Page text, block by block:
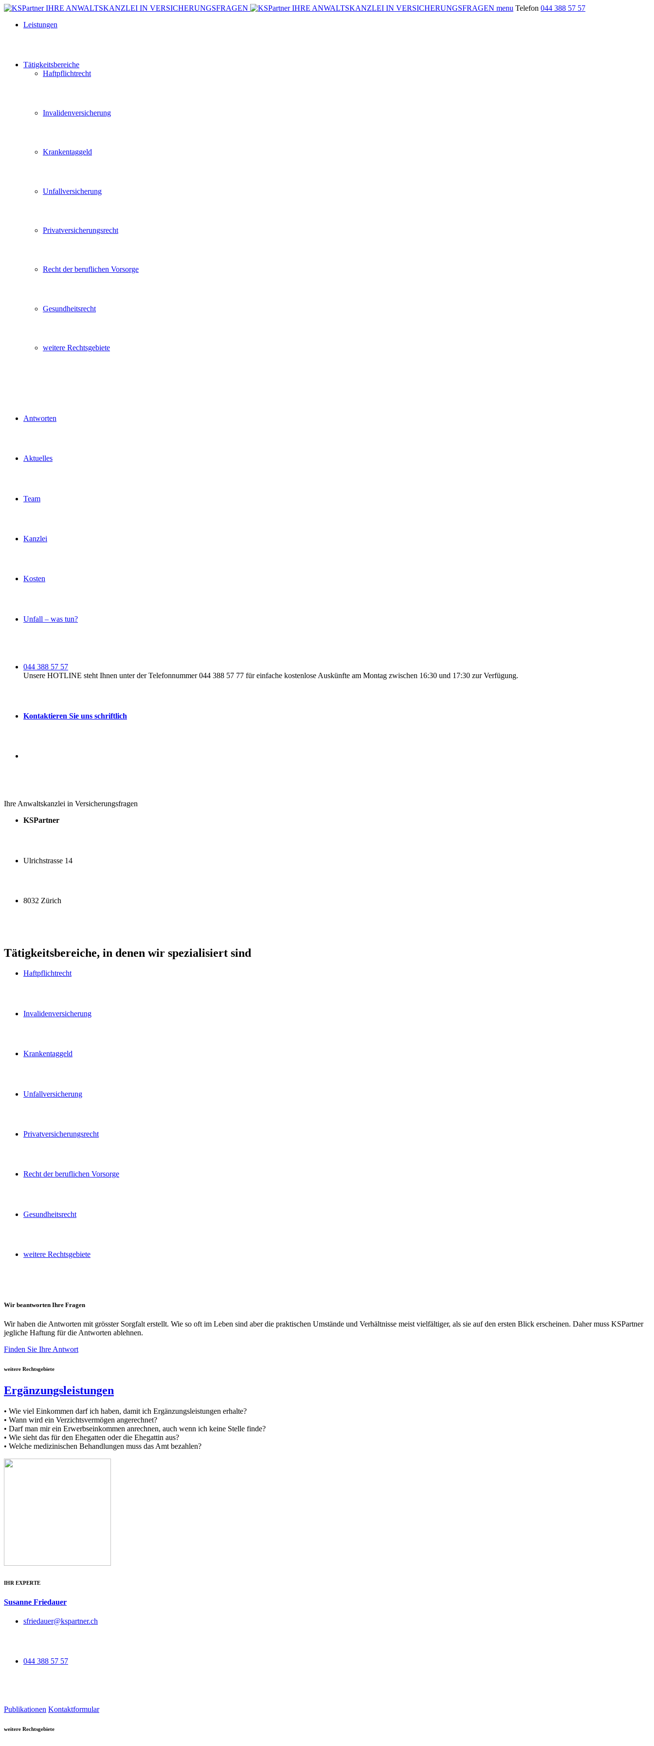
menu Telefon 044 388 57 57
Leistungen
Tätigkeitsbereiche
Haftpflichtrecht
Invalidenversicherung
Krankentaggeld
Unfallversicherung
Privatversicherungsrecht
Recht der beruflichen Vorsorge
Gesundheitsrecht
weitere Rechtsgebiete
Antworten
Aktuelles
Team
Kanzlei
Kosten
Unfall – was tun?
044 388 57 57
Unsere HOTLINE steht Ihnen unter der Telefonnummer 044 388 57 77 für einfache kostenlose Auskünfte am Montag zwischen 16:30 und 17:30 zur Verfügung.
Kontaktieren Sie uns schriftlich
Ihre Anwaltskanzlei in Versicherungsfragen
KSPartner
Ulrichstrasse 14
8032 Zürich
Tätigkeitsbereiche, in denen wir spezialisiert sind
Haftpflichtrecht
Invalidenversicherung
Krankentaggeld
Unfallversicherung
Privatversicherungsrecht
Recht der beruflichen Vorsorge
Gesundheitsrecht
weitere Rechtsgebiete
Wir beantworten Ihre Fragen
Wir haben die Antworten mit grösster Sorgfalt erstellt. Wie so oft im Leben sind aber die praktischen Umstände und Verhältnisse meist vielfältiger, als sie auf den ersten Blick erscheinen. Daher muss KSPartner
jegliche Haftung für die Antworten ablehnen.
Finden Sie Ihre Antwort
weitere Rechtsgebiete
Ergänzungsleistungen
• Wie viel Einkommen darf ich haben, damit ich Ergänzungsleistungen erhalte?
• Wann wird ein Verzichtsvermögen angerechnet?
• Darf man mir ein Erwerbseinkommen anrechnen, auch wenn ich keine Stelle finde?
• Wie sieht das für den Ehegatten oder die Ehegattin aus?
• Welche medizinischen Behandlungen muss das Amt bezahlen?
IHR EXPERTE
Susanne Friedauer
sfriedauer@kspartner.ch
044 388 57 57
Publikationen Kontaktformular
weitere Rechtsgebiete